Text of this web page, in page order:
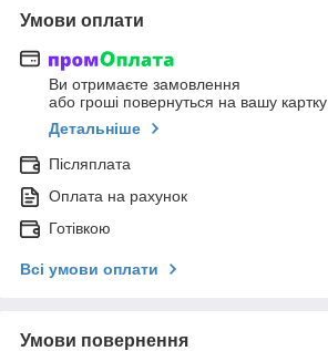
Умови оплати
Ви отримаєте замовлення
або гроші повернуться на вашу картку
Детальніше
Післяплата
Оплата на рахунок
Готівкою
Всі умови оплати
Умови повернення